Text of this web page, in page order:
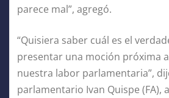
parece mal”, agregó.
“Quisiera saber cuál es el
presentar una moción próxima
nuestra labor parlamentaria”,
parlamentario Ivan Quispe (FA),